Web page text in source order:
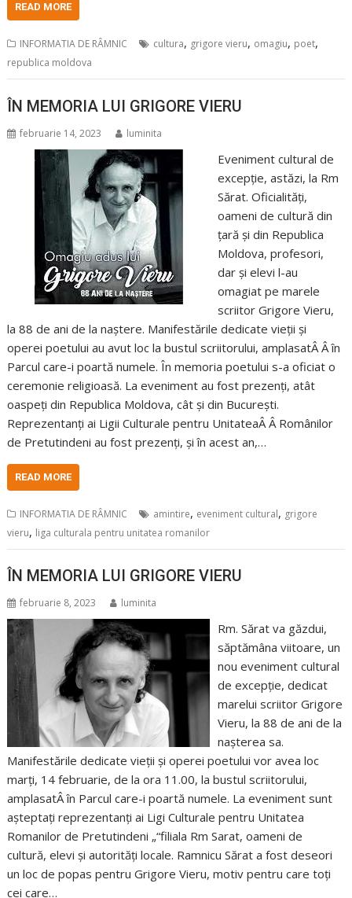
READ MORE
INFORMATIA DE RÂMNIC cultura, grigore vieru, omagiu, poet,
republica moldova
ÎN MEMORIA LUI GRIGORE VIERU
februarie 14, 2023 luminita
Eveniment cultural de
excepție, astăzi, la Rm
Sărat. Oficialități,
oameni de cultură din
țară și din Republica
Moldova, profesori,
dar și elevi l-au
omagiat pe marele
scriitor Grigore Vieru,
la 88 de ani de la naștere. Manifestările dedicate vieții și
operei poetului au avut loc la bustul scriitorului, amplasatÂ Â în
Parcul care-i poartă numele. În memoria poetului s-a oficiat o
ceremonie religioasă. La eveniment au fost prezenți, atât
oaspeți din Republica Moldova, cât și din București.
Reprezentanți ai Ligii Culturale pentru UnitateaÂ Â Românilor
de Pretutindeni au fost prezenți, și în acest an,…
READ MORE
INFORMATIA DE RÂMNIC amintire, eveniment cultural, grigore
vieru, liga culturala pentru unitatea romanilor
ÎN MEMORIA LUI GRIGORE VIERU
februarie 8, 2023 luminita
Rm. Sărat va găzdui,
săptămâna viitoare, un
nou eveniment cultural
de excepție, dedicat
marelui scriitor Grigore
Vieru, la 88 de ani de la
nașterea sa.
Manifestările dedicate vieții și operei poetului vor avea loc
marți, 14 februarie, de la ora 11.00, la bustul scriitorului,
amplasatÂ în Parcul care-i poartă numele. La eveniment sunt
așteptați reprezentanți ai Ligi Culturale pentru Unitatea
Romanilor de Pretutindeni „“filiala Rm Sarat, oameni de
cultură, elevi și autorități locale. Ramnicu Sărat a fost deseori
un loc de popas pentru Grigore Vieru, motiv pentru care toți
cei care…